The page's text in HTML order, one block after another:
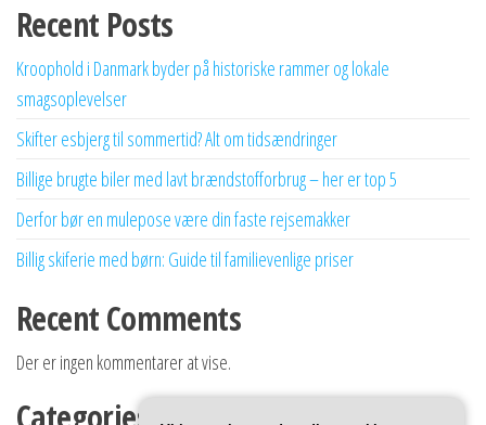
Recent Posts
Kroophold i Danmark byder på historiske rammer og lokale
smagsoplevelser
Skifter esbjerg til sommertid? Alt om tidsændringer
Billige brugte biler med lavt brændstofforbrug – her er top 5
Derfor bør en mulepose være din faste rejsemakker
Billig skiferie med børn: Guide til familievenlige priser
Recent Comments
Der er ingen kommentarer at vise.